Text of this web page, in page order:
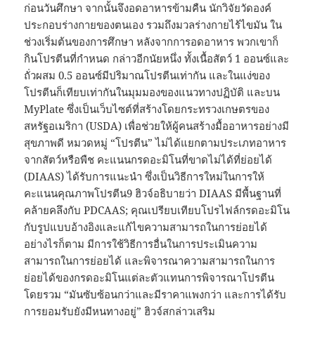
ก่อนวันศึกษา จากนั้นจึงอดอาหารข้ามคืน นักวิจัยวัดองค์
ประกอบร่างกายของตนเอง รวมถึงมวลร่างกายไร้ไขมัน ใน
ช่วงเริ่มต้นของการศึกษา หลังจากการอดอาหาร พวกเขาก็
กินโปรตีนที่กำหนด กล่าวอีกนัยหนึ่ง ทั้งเนื้อสัตว์ 1 ออนซ์และ
ถั่วผสม 0.5 ออนซ์มีปริมาณโปรตีนเท่ากัน และในแง่ของ
โปรตีนก็เทียบเท่ากันในมุมมองของแนวทางปฏิบัติ และบน
MyPlate ซึ่งเป็นเว็บไซต์ที่สร้างโดยกระทรวงเกษตรของ
สหรัฐอเมริกา (USDA) เพื่อช่วยให้ผู้คนสร้างมื้ออาหารอย่างมี
สุขภาพดี หมวดหมู่ “โปรตีน” ไม่ได้แยกตามประเภทอาหาร
จากสัตว์หรือพืช คะแนนกรดอะมิโนที่ขาดไม่ได้ที่ย่อยได้
(DIAAS) ได้รับการแนะนำ ซึ่งเป็นวิธีการใหม่ในการให้
คะแนนคุณภาพโปรตีน9 ฮิวจ์อธิบายว่า DIAAS มีพื้นฐานที่
คล้ายคลึงกับ PDCAAS; คุณเปรียบเทียบโปรไฟล์กรดอะมิโน
กับรูปแบบอ้างอิงและแก้ไขความสามารถในการย่อยได้
อย่างไรก็ตาม มีการใช้วิธีการอื่นในการประเมินความ
สามารถในการย่อยได้ และพิจารณาความสามารถในการ
ย่อยได้ของกรดอะมิโนแต่ละตัวแทนการพิจารณาโปรตีน
โดยรวม “มันซับซ้อนกว่าและมีราคาแพงกว่า และการได้รับ
การยอมรับยังมีหนทางอยู่” ฮิวจ์สกล่าวเสริม